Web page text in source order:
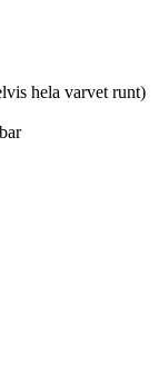
hela varvet runt)